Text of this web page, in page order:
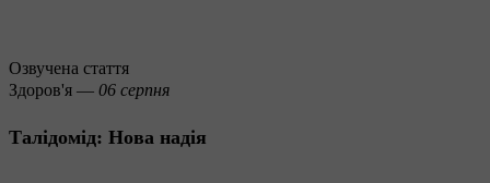
Озвучена стаття
Здоров'я — 06 серпня
Талідомід: Нова надія